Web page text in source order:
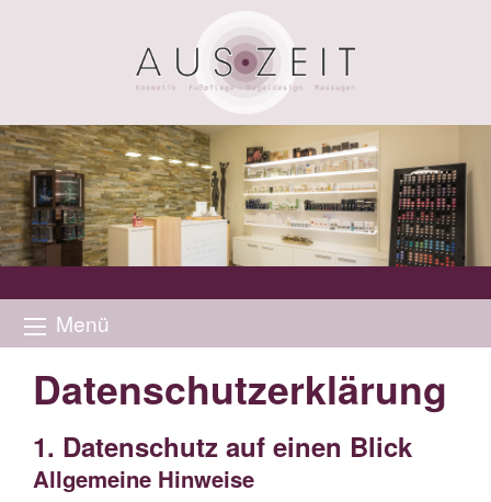
Menü
Datenschutz­erklärung
1. Datenschutz auf einen Blick
Allgemeine Hinweise